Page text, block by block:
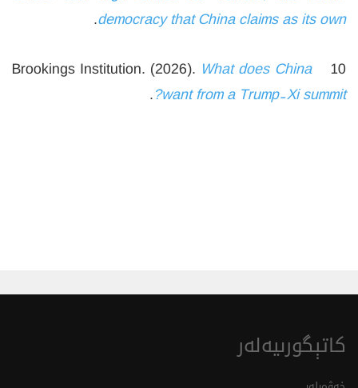
democracy that China claims as its own
.
10 Brookings Institution. (2026).
What does China
want from a Trump-Xi summit?
.
كاتېگورىيەلەر